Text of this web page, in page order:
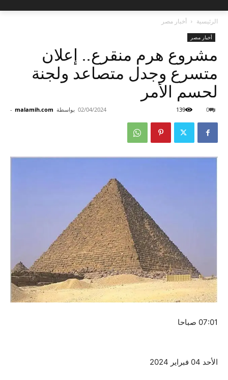
الرئيسية أخبار مصر
أخبار مصر
مشروع هرم منقرع.. إعلان
متسرع وجدل متصاعد ولجنة
لحسم الأمر
بواسطة malamih.com
- 02/04/2024 0
139
07:01 صباحا
الأحد 04 فبراير 2024